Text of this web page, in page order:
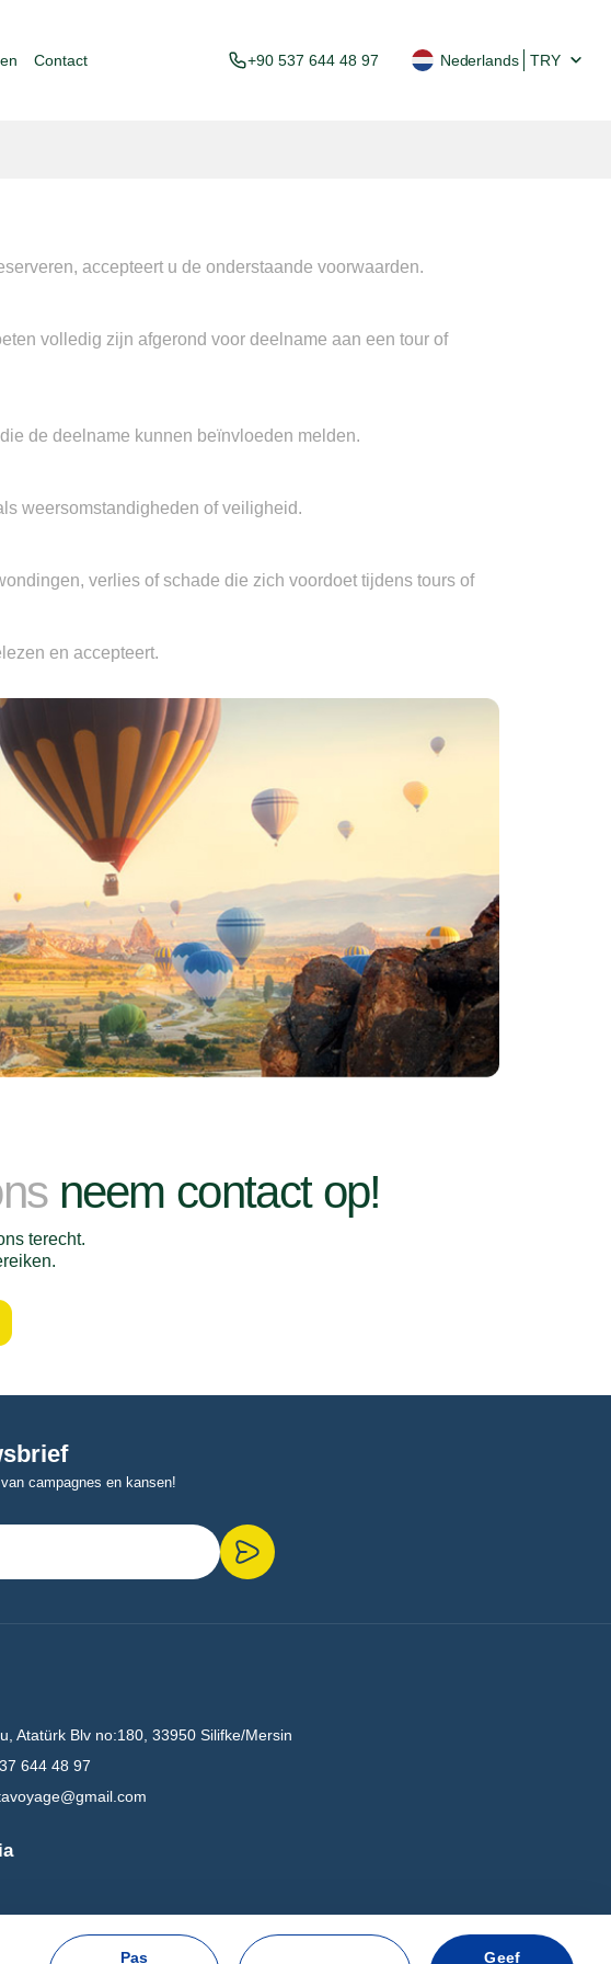
Contact +90 537 644 48 97 Nederlands TRY
accepteert u de onderstaande voorwaarden.
volledig zijn afgerond voor deelname aan een tour of
de deelname kunnen beïnvloeden melden.
weersomstandigheden of veiligheid.
verlies of schade die zich voordoet tijdens tours of
en accepteert.
neem contact op!
terecht.
campagnes en kansen!
Atatürk Blv no:180, 33950 Silifke/Mersin
644 48 97
Pas Geef